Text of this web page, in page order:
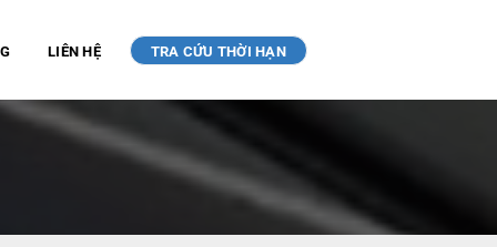
LIÊN HỆ TRA CỨU THỜI HẠN